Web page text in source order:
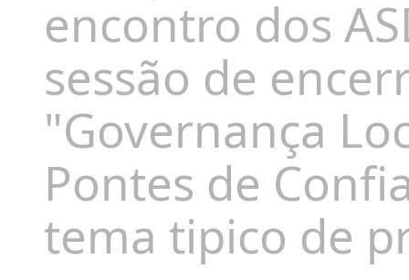
encontro dos
sessão de
"Governança
Pontes de
tema tipico de